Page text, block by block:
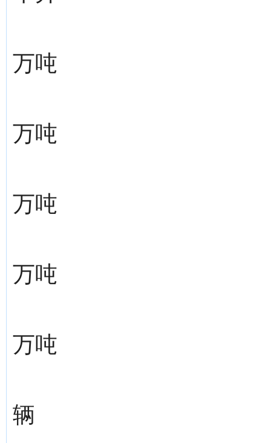
万吨
万吨
万吨
万吨
万吨
辆